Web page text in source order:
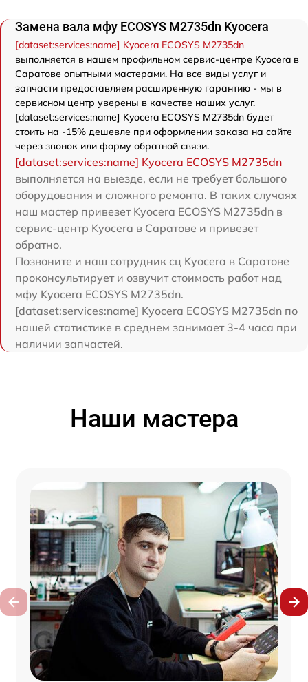
Замена вала мфу ECOSYS M2735dn Kyocera
[dataset:services:name] Kyocera ECOSYS M2735dn
выполняется в нашем профильном сервис-центре Kyocera в
Саратове опытными мастерами. На все виды услуг и
запчасти предоставляем расширенную гарантию - мы в
сервисном центр уверены в качестве наших услуг.
[dataset:services:name] Kyocera ECOSYS M2735dn будет
стоить на -15% дешевле при оформлении заказа на сайте
через звонок или форму обратной связи.
[dataset:services:name] Kyocera ECOSYS M2735dn
выполняется на выезде, если не требует большого
оборудования и сложного ремонта. В таких случаях
наш мастер привезет Kyocera ECOSYS M2735dn в
сервис-центр Kyocera в Саратове и привезет
обратно.
Позвоните и наш сотрудник сц Kyocera в Саратове
проконсультирует и озвучит стоимость работ над
мфу Kyocera ECOSYS M2735dn.
[dataset:services:name] Kyocera ECOSYS M2735dn по
нашей статистике в среднем занимает 3-4 часа при
наличии запчастей.
Наши мастера